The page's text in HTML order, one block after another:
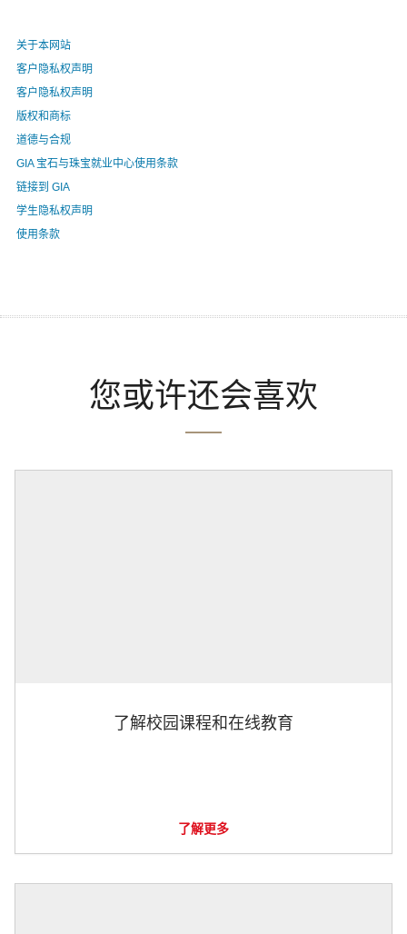
关于本网站
客户隐私权声明
客户隐私权声明
版权和商标
道德与合规
GIA 宝石与珠宝就业中心使用条款
链接到 GIA
学生隐私权声明
使用条款
您或许还会喜欢
了解校园课程和在线教育
了解更多